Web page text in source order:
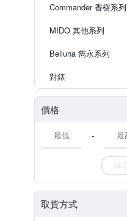
Commander 香榭系列
MIDO 其他系列
Belluna 雋永系列
對錶
價格
-
確定
取貨方式